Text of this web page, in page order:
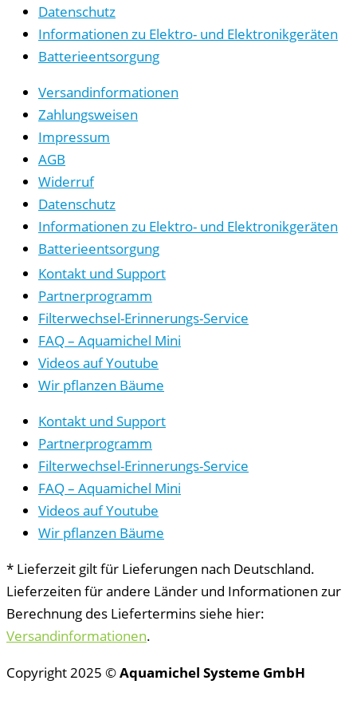
Datenschutz
Informationen zu Elektro- und Elektronikgeräten
Batterieentsorgung
Versandinformationen
Zahlungsweisen
Impressum
AGB
Widerruf
Datenschutz
Informationen zu Elektro- und Elektronikgeräten
Batterieentsorgung
Kontakt und Support
Partnerprogramm
Filterwechsel-Erinnerungs-Service
FAQ – Aquamichel Mini
Videos auf Youtube
Wir pflanzen Bäume
Kontakt und Support
Partnerprogramm
Filterwechsel-Erinnerungs-Service
FAQ – Aquamichel Mini
Videos auf Youtube
Wir pflanzen Bäume
* Lieferzeit gilt für Lieferungen nach Deutschland.
Lieferzeiten für andere Länder und Informationen zur
Berechnung des Liefertermins siehe hier:
Versandinformationen.
Copyright 2025 ©Aquamichel Systeme GmbH